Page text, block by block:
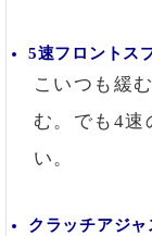
5速フロントス
こいつも緩
む。でも4速
い。
クラッチアジャ